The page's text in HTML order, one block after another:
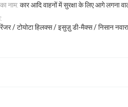
नाम: कार आदि वाहनों में सुरक्षा के लिए आगे लगना
रेंजर / टोयोटा हिलक्स / इसुज़ु डी-मैक्स / निसान